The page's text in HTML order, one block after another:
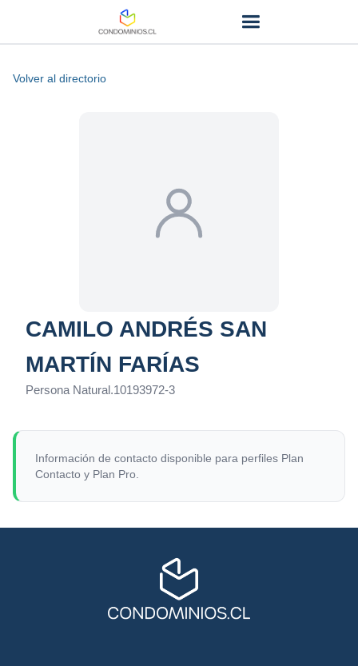
Volver al directorio
CAMILO ANDRÉS SAN
MARTÍN FARÍAS
Persona Natural.10193972-3
Información de contacto disponible para perfiles Plan
Contacto y Plan Pro.